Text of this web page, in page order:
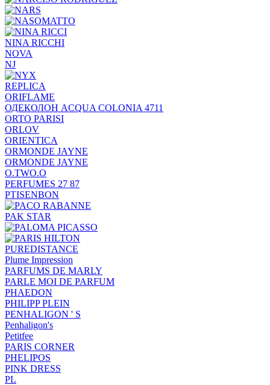
NINA RICCHI
NOVA
NJ
REPLICA
ORIFLAME
ОДЕКОЛОН ACQUA COLONIA 4711
ORTO PARISI
ORLOV
ORIENTICA
ORMONDE JAYNE
ORMONDE JAYNE
O.TWO.O
PERFUMES 27 87
PTISENBON
PAK STAR
PUREDISTANCE
Plume Impression
PARFUMS DE MARLY
PARLE MOI DE PARFUM
PHAEDON
PHILIPP PLEIN
PENHALIGON ' S
Penhaligon's
Petitfee
PARIS CORNER
PHELIPOS
PINK DRESS
PL